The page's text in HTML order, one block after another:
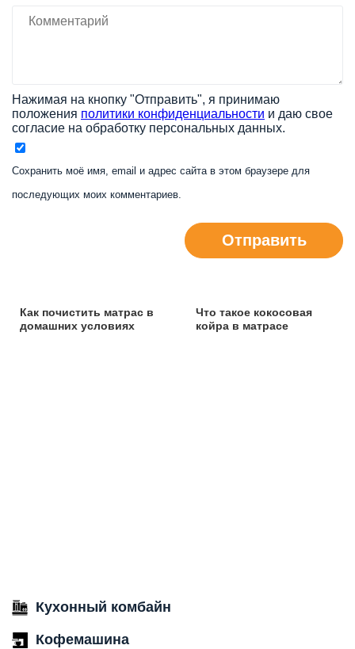
Нажимая на кнопку "Отправить", я принимаю
положения политики конфиденциальности и даю свое
согласие на обработку персональных данных.
Сохранить моё имя, email и адрес сайта в этом браузере для
последующих моих комментариев.
Отправить
Как почистить матрас в
домашних условиях
Что такое кокосовая
койра в матрасе
Кухонный комбайн
Кофемашина